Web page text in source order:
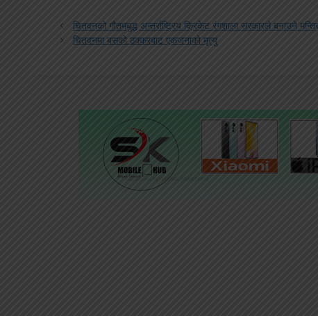
चितवनको गौतमबुद्ध अन्तर्राष्ट्रिय क्रिकेट रंगशाला सरकारले बनाउने
चितवनमा बसको ठक्करबाट एकजनाको मृत्यु